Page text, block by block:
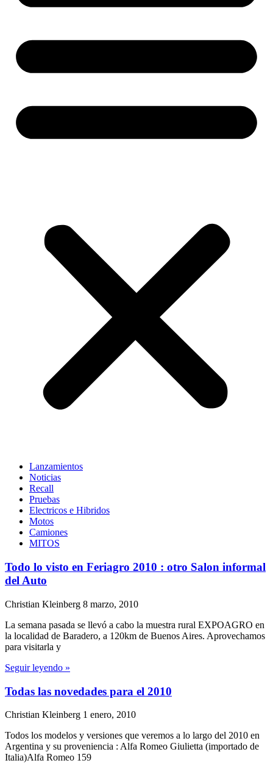
Lanzamientos
Noticias
Recall
Pruebas
Electricos e Hibridos
Motos
Camiones
MITOS
Todo lo visto en Feriagro 2010 : otro Salon informal
del Auto
Christian Kleinberg 8 marzo, 2010
La semana pasada se llevó a cabo la muestra rural EXPOAGRO en
la localidad de Baradero, a 120km de Buenos Aires. Aprovechamos
para visitarla y
Seguir leyendo »
Todas las novedades para el 2010
Christian Kleinberg 1 enero, 2010
Todos los modelos y versiones que veremos a lo largo del 2010 en
Argentina y su proveniencia : Alfa Romeo Giulietta (importado de
Italia)Alfa Romeo 159